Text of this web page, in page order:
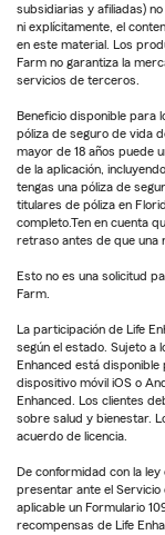
subsidiarias y afiliadas)
ni explícitamente, el
en este material. Los
Farm no garantiza la
servicios de terceros.
Beneficio disponible para
póliza de seguro de vida
mayor de 18 años puede
de la aplicación,
tengas una póliza de
titulares de póliza en
completo.Ten en cuenta
retraso antes de que una
Esto no es una solicitud
Farm.
La participación de Life
según el estado. Sujeto a
Enhanced está
dispositivo móvil iOS o
Enhanced. Los clientes
sobre salud y bienestar.
acuerdo de licencia.
De conformidad con la
presentar ante el
aplicable un Formulario
recompensas de Life